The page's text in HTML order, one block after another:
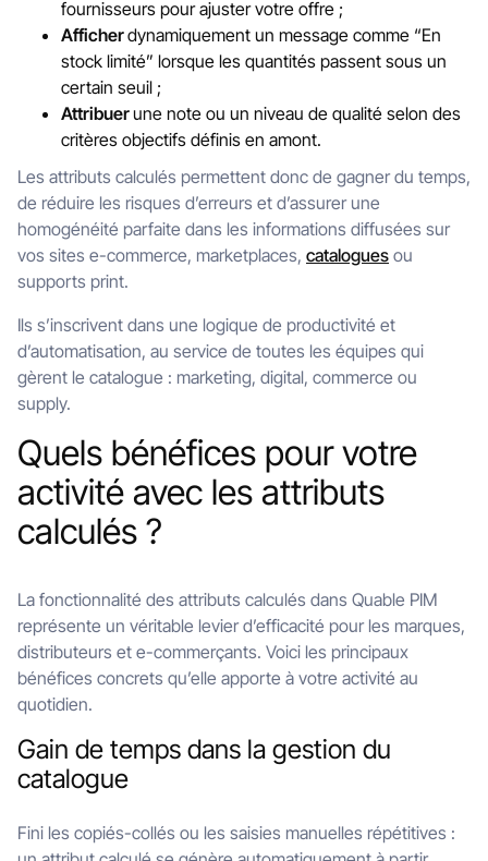
fournisseurs pour ajuster votre offre ;
Afficherdynamiquement un message comme “En
stock limité” lorsque les quantités passent sous un
certain seuil ;
Attribuerune note ou un niveau de qualité selon des
critères objectifs définis en amont.
Les attributs calculés permettent donc de gagner du temps,
de réduire les risques d’erreurs et d’assurer une
homogénéité parfaite dans les informations diffusées sur
vos sites e-commerce, marketplaces, catalogues ou
supports print.
Ils s’inscrivent dans une logique de productivité et
d’automatisation, au service de toutes les équipes qui
gèrent le catalogue : marketing, digital, commerce ou
supply.
Quels bénéfices pour votre
activité avec les attributs
calculés ?
La fonctionnalité des attributs calculés dans Quable PIM
représente un véritable levier d’efficacité pour les marques,
distributeurs et e-commerçants. Voici les principaux
bénéfices concrets qu’elle apporte à votre activité au
quotidien.
Gain de temps dans la gestion du
catalogue
Fini les copiés-collés ou les saisies manuelles répétitives :